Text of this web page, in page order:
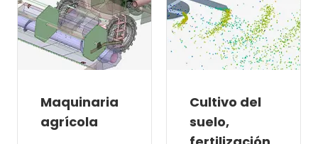
Maquinaria
agrícola
Cultivo del
suelo,